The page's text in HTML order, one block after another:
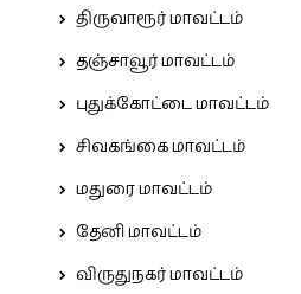
திருவாரூர் மாவட்டம்
தஞ்சாவூர் மாவட்டம்
புதுக்கோட்டை மாவட்டம்
சிவகங்கை மாவட்டம்
மதுரை மாவட்டம்
தேனி மாவட்டம்
விருதுநகர் மாவட்டம்